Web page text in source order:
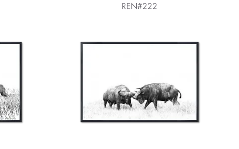
REN#222